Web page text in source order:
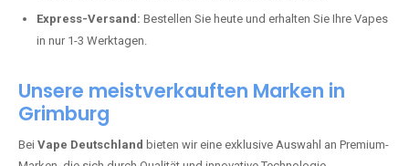
Express-Versand: Bestellen Sie heute und erhalten Sie Ihre Vapes
in nur 1-3 Werktagen.
Unsere meistverkauften Marken in
Grimburg
Bei Vape Deutschland bieten wir eine exklusive Auswahl an Premium-